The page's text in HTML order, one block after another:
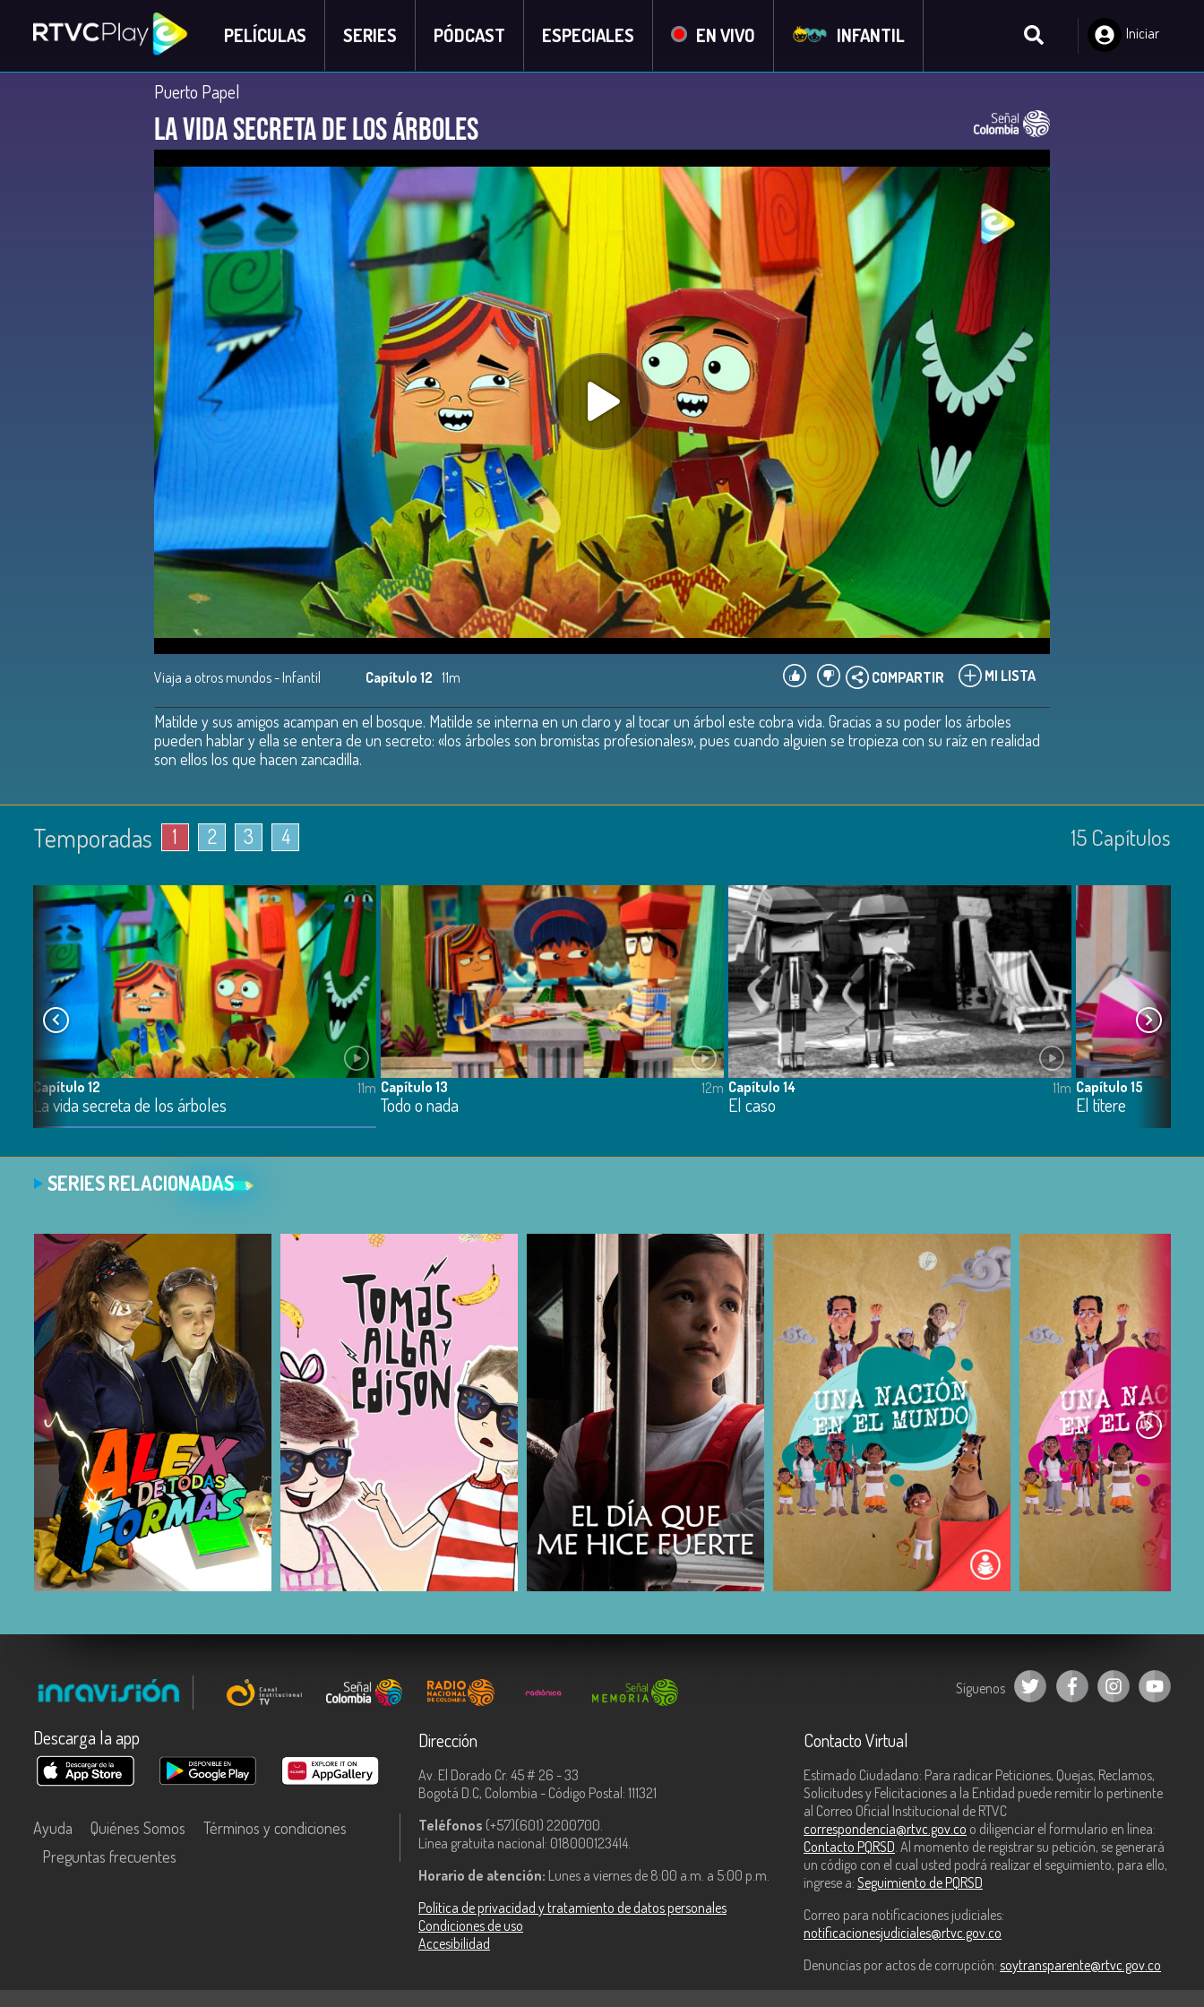
PELÍCULAS SERIES PÓDCAST ESPECIALES EN VIVO INFANTIL
Iniciar
Puerto Papel
La vida secreta de los árboles
Viaja a otros mundos - Infantil Capítulo 12 11m MI LISTA
COMPARTIR
Matilde y sus amigos acampan en el bosque. Matilde se interna en un claro y al tocar un árbol este cobra vida. Gracias a su poder los árboles
pueden hablar y ella se entera de un secreto: «los árboles son bromistas profesionales», pues cuando alguien se tropieza con su raíz en realidad
son ellos los que hacen zancadilla.
Temporadas 1 2 3 4 15 Capí­tulos
Capítulo 12
La vida secreta de los árboles
11m Capítulo 13
Todo o nada
12m Capítulo 14
El caso
11m Capítulo 15
El títere
SERIES RELACIONADAS
COMPARTIR COMPARTIR COMPARTIR
Síguenos
Descarga la app
Ayuda Quiénes Somos
Términos y condiciones
Preguntas frecuentes
Dirección
Av. El Dorado Cr. 45 # 26 - 33
Bogotá D.C, Colombia - Código Postal: 111321
Teléfonos (+57)(601) 2200700.
Línea gratuita nacional: 018000123414.
Horario de atención: Lunes a viernes de 8:00 a.m. a 5:00 p.m.
Política de privacidad y tratamiento de datos personales
Condiciones de uso
Accesibilidad
Contacto Virtual
Estimado Ciudadano: Para radicar Peticiones, Quejas, Reclamos,
Solicitudes y Felicitaciones a la Entidad puede remitir lo pertinente
al Correo Oficial Institucional de RTVC
correspondencia@rtvc.gov.co o diligenciar el formulario en línea:
Contacto PQRSD . Al momento de registrar su petición, se generará
un código con el cual usted podrá realizar el seguimiento, para ello,
ingrese a: Seguimiento de PQRSD
Correo para notificaciones judiciales:
notificacionesjudiciales@rtvc.gov.co
Denuncias por actos de corrupción: soytransparente@rtvc.gov.co